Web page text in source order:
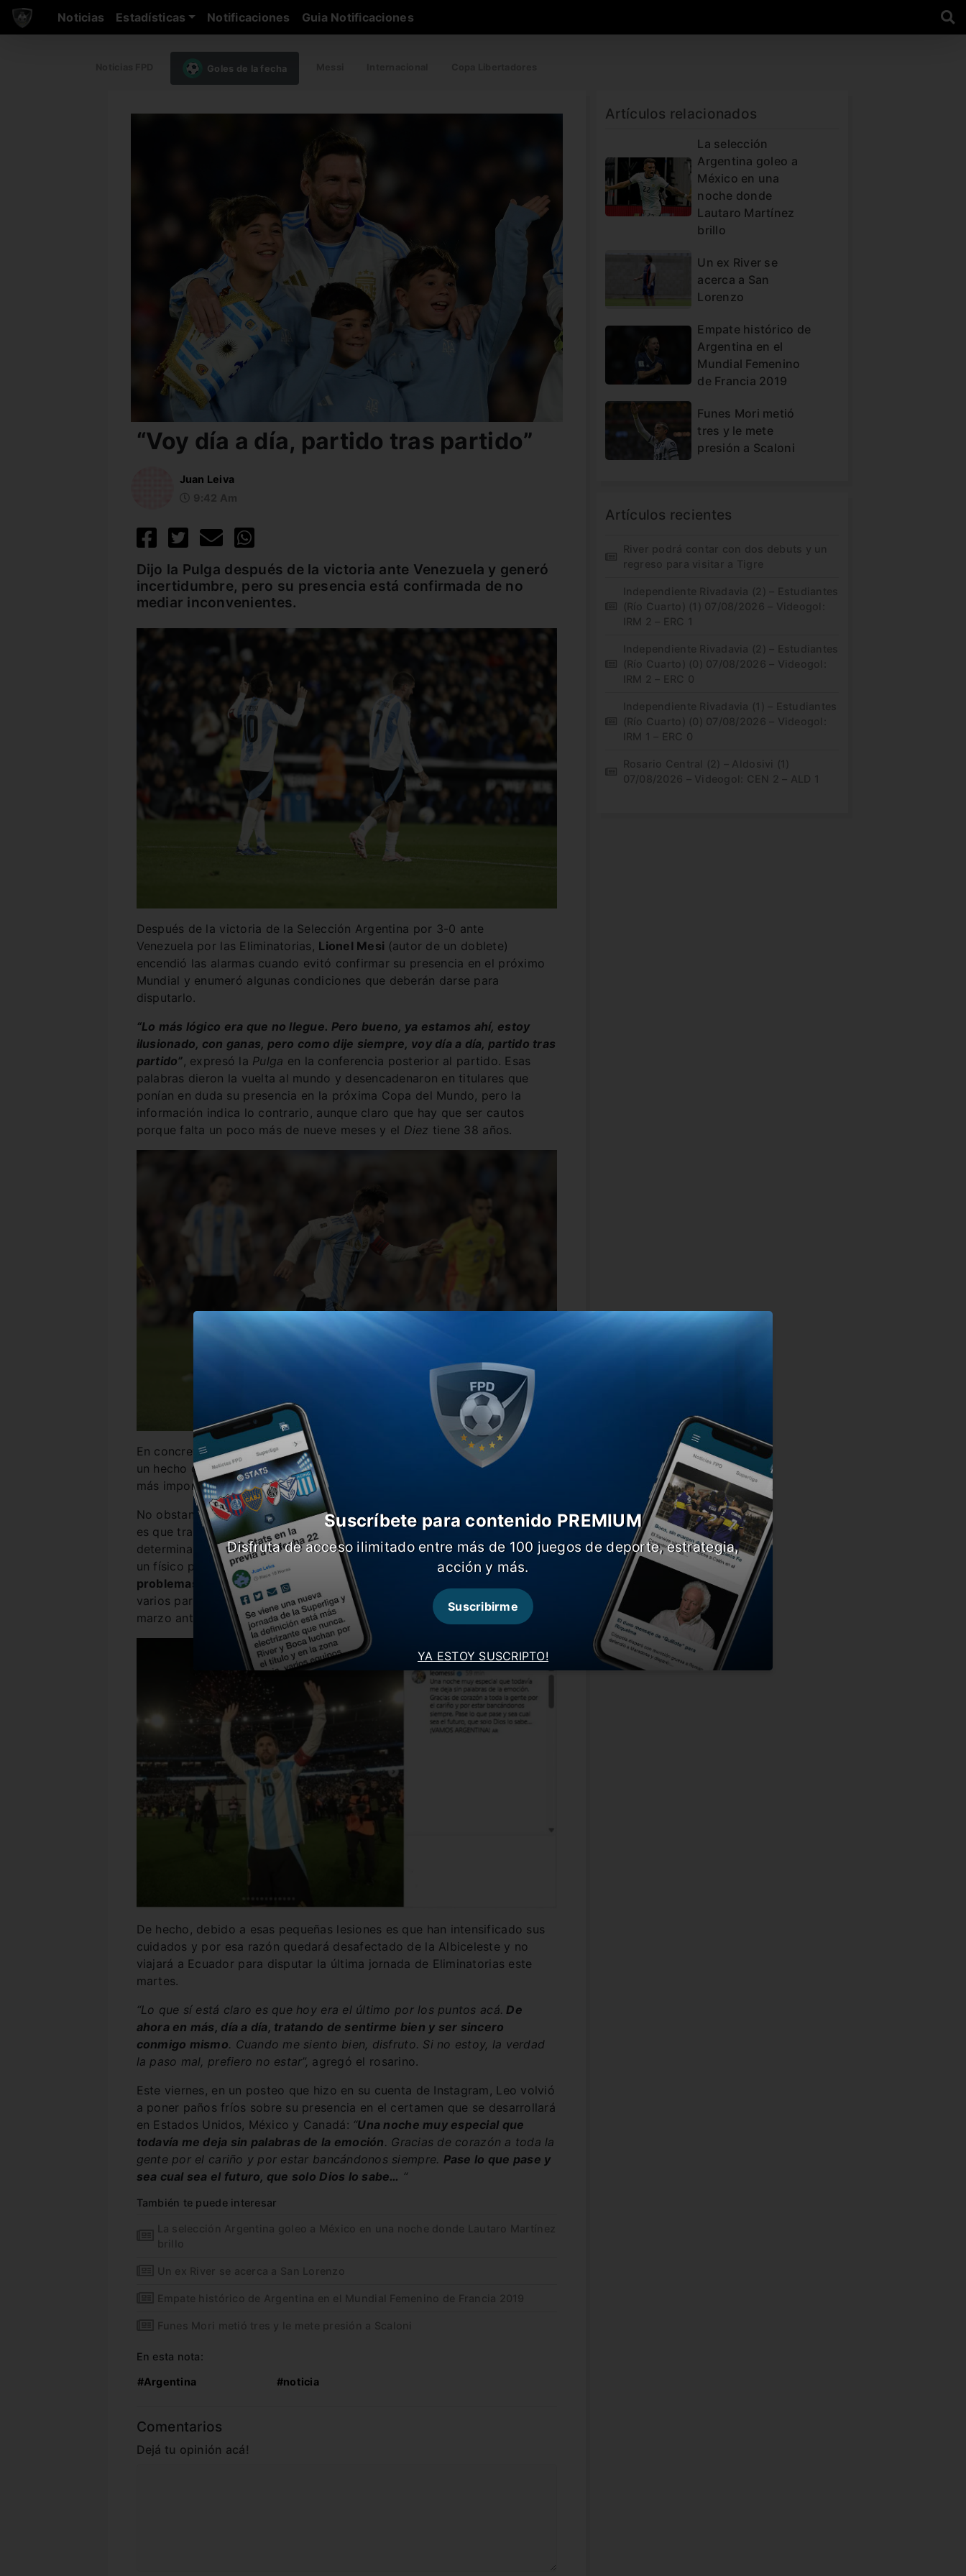
Noticias Estadísticas Notificaciones Guia Notificaciones
Goles de la fecha
“Voy día a día, partido tras partido”
Juan Leiva
Dijo la Pulga después de la victoria ante Venezuela y generó
incertidumbre, pero su presencia está confirmada de no
mediar inconvenientes.
Después de la victoria de la Selección Argentina por 3-0 ante
Venezuela por las Eliminatorias, Lionel Mesi (autor de un doblete)
encendió las alarmas cuando evitó confirmar su presencia en el próximo
Mundial y enumeró algunas condiciones que deberán darse para
disputarlo.
“Lo más lógico era que no llegue. Pero bueno, ya estamos ahí, estoy
ilusionado, con ganas, pero como dije siempre, voy día a día, partido tras
partido”, expresó la Pulga en la conferencia posterior al partido. Esas
palabras dieron la vuelta al mundo y desencadenaron en titulares que
ponían en duda su presencia en la próxima Copa del Mundo, pero la
información indica lo contrario, aunque claro que hay que ser cautos
porque falta un poco más de nueve meses y el Diez tiene 38 años.
En concreto, si se encuentra con ganas y sin inconvenientes físicos
un hecho que será parte de la lista de Lionel Scaloni para el certamen
más importante a nivel selecciones.
No obstante, lo primero que aclaró el futbolista de Inter Miami el jueves
es que transita una etapa de su carrera en la que el día a día es más
determinante que nunca. Con más de mil partidos en el lomo y dueño de
un físico privilegiado,en el último tiempo el rosarino ha sufrido algunos
problemas musculares
menores que incluso le impidieron ser parte de
varios partidos con la celeste y blanca (como la doble fecha FIFA de
marzo ante Brasil y Uruguay, y la de septiembre del año pasado).
De hecho, debido a esas pequeñas lesiones es que han intensificado sus
cuidados y por esa razón quedará desafectado de la Albiceleste y no
viajará a Ecuador para disputar la última jornada de Eliminatorias este
martes.
“Lo que sí está claro es que hoy era el último por los puntos acá. De
ahora en más, día a día, tratando de sentirme bien y ser sincero
conmigo mismo. Cuando me siento bien, disfruto. Si no estoy, la verdad
la paso mal, prefiero no estar”, agregó el rosarino.
Este viernes, en un posteo que hizo en su cuenta de Instagram, Leo volvió
a poner paños fríos sobre su presencia en el certamen que se desarrollará
en Estados Unidos, México y Canadá: “Una noche muy especial que
todavía me deja sin palabras de la emoción. Gracias de corazón a toda la
gente por el cariño y por estar bancándonos siempre. Pase lo que pase y
sea cual sea el futuro, que solo Dios lo sabe… “
También te puede interesar
La selección Argentina goleo a México en una noche donde Lautaro Martínez
brillo
Un ex River se acerca a San Lorenzo
Empate histórico de Argentina en el Mundial Femenino de Francia 2019
Funes Mori metió tres y le mete presión a Scaloni
En esta nota:
#Argentina #noticia
Comentarios
Dejá tu opinión acá!
Artículos relacionados
La selección
Argentina goleo a
México en una
noche donde
Lautaro Martínez
brillo
Un ex River se
acerca a San
Lorenzo
Empate histórico de
Argentina en el
Mundial Femenino
de Francia 2019
Funes Mori metió
tres y le mete
presión a Scaloni
Artículos recientes
River podrá contar con dos debuts y un
regreso para visitar a Tigre
Independiente Rivadavia (2) – Estudiantes
(Río Cuarto) (1) 07/08/2026 – Videogol:
IRM 2 – ERC 1
Independiente Rivadavia (2) – Estudiantes
(Río Cuarto) (0) 07/08/2026 – Videogol:
IRM 2 – ERC 0
Independiente Rivadavia (1) – Estudiantes
(Río Cuarto) (0) 07/08/2026 – Videogol:
IRM 1 – ERC 0
Rosario Central (2) – Aldosivi (1)
07/08/2026 – Videogol: CEN 2 – ALD 1
YA ESTOY SUSCRIPTO!
Suscríbete para contenido PREMIUM
Disfruta de acceso ilimitado entre más de 100 juegos de deporte, estrategia,
acción y más.
Suscribirme